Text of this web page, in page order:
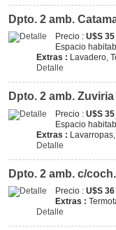
Dpto. 2 amb.
Precio : U$S
Espacio
Extras : Lavadero,
Detalle
Dpto. 2 amb.
Precio : U$S
Espacio
Extras :
Detalle
Dpto. 2 amb. c/
Precio : U$S
Extras :
Detalle